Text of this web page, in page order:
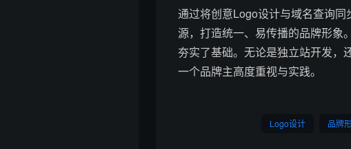
通过将创意Logo设计与域名查询
源，打造统一、易传播的品牌形象
夯实了基础。无论是独立站开发，
一个品牌主高度重视与实践。
Logo设计 品牌